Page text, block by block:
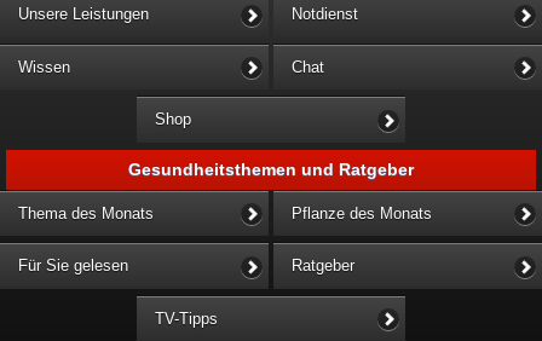
Unsere Leistungen Notdienst
Wissen Chat
Shop
Gesundheitsthemen und Ratgeber
Thema des Monats Pflanze des Monats
Für Sie gelesen Ratgeber
TV-Tipps